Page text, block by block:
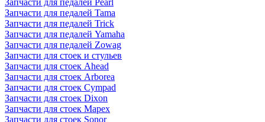
Запчасти для педалей Pearl
Запчасти для педалей Tama
Запчасти для педалей Trick
Запчасти для педалей Yamaha
Запчасти для педалей Zowag
Запчасти для стоек и стульев
Запчасти для стоек Ahead
Запчасти для стоек Arborea
Запчасти для стоек Cympad
Запчасти для стоек Dixon
Запчасти для стоек Mapex
Запчасти для стоек Sonor